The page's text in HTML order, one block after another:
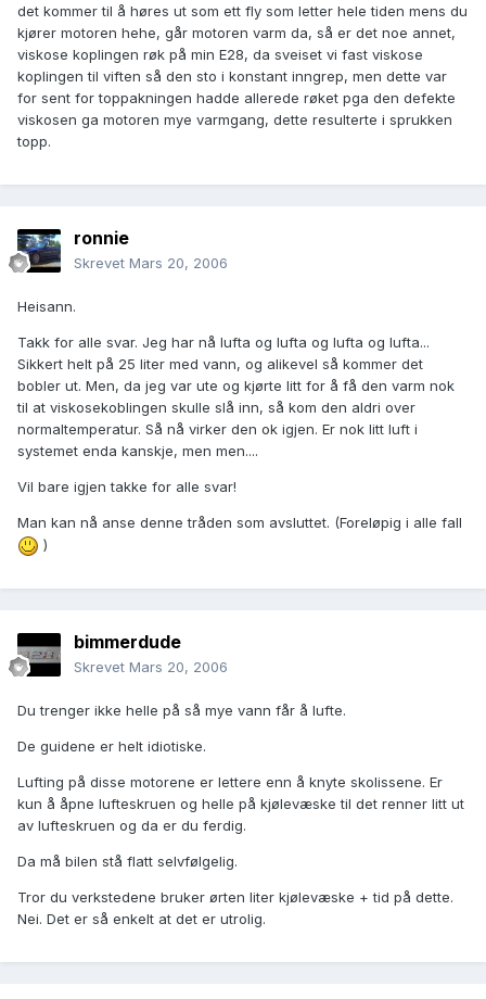
det kommer til å høres ut som ett fly som letter hele tiden mens du
kjører motoren hehe, går motoren varm da, så er det noe annet,
viskose koplingen røk på min E28, da sveiset vi fast viskose
koplingen til viften så den sto i konstant inngrep, men dette var
for sent for toppakningen hadde allerede røket pga den defekte
viskosen ga motoren mye varmgang, dette resulterte i sprukken
topp.
ronnie
Skrevet Mars 20, 2006
Heisann.
Takk for alle svar. Jeg har nå lufta og lufta og lufta og lufta...
Sikkert helt på 25 liter med vann, og alikevel så kommer det
bobler ut. Men, da jeg var ute og kjørte litt for å få den varm nok
til at viskosekoblingen skulle slå inn, så kom den aldri over
normaltemperatur. Så nå virker den ok igjen. Er nok litt luft i
systemet enda kanskje, men men....
Vil bare igjen takke for alle svar!
Man kan nå anse denne tråden som avsluttet. (Foreløpig i alle fall
)
bimmerdude
Skrevet Mars 20, 2006
Du trenger ikke helle på så mye vann får å lufte.
De guidene er helt idiotiske.
Lufting på disse motorene er lettere enn å knyte skolissene. Er
kun å åpne lufteskruen og helle på kjølevæske til det renner litt ut
av lufteskruen og da er du ferdig.
Da må bilen stå flatt selvfølgelig.
Tror du verkstedene bruker ørten liter kjølevæske + tid på dette.
Nei. Det er så enkelt at det er utrolig.